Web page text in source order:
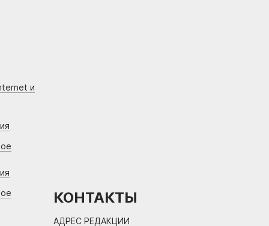
и
КОНТАКТЫ
АДРЕС РЕДАКЦИИ